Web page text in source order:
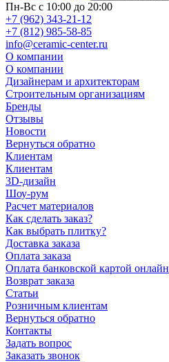
Пн-Вс с 10:00 до 20:00
+7 (962) 343-21-12
+7 (812) 985-58-85
info@ceramic-center.ru
О компании
О компании
Дизайнерам и архитекторам
Строительным организациям
Бренды
Отзывы
Новости
Вернуться обратно
Клиентам
Клиентам
3D-дизайн
Шоу-рум
Расчет материалов
Как сделать заказ?
Как выбрать плитку?
Доставка заказа
Оплата заказа
Оплата банковской картой онлайн
Возврат заказа
Статьи
Розничным клиентам
Вернуться обратно
Контакты
Задать вопрос
Заказать звонок